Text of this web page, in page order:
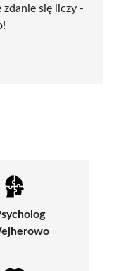
się liczy -